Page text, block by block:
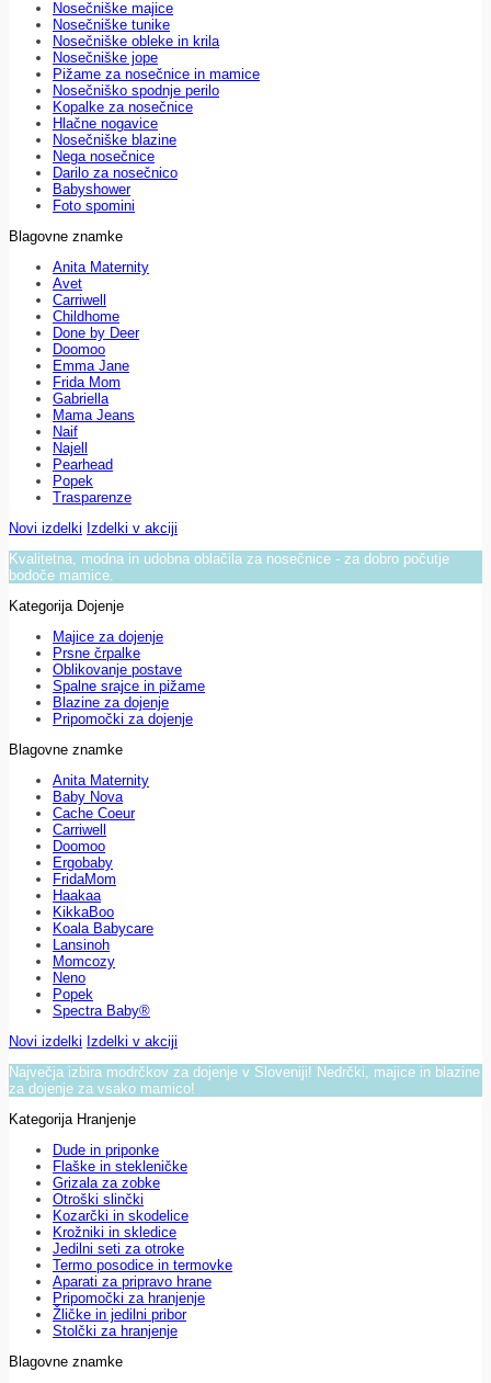
Nosečniške majice
Nosečniške tunike
Nosečniške obleke in krila
Nosečniške jope
Pižame za nosečnice in mamice
Nosečniško spodnje perilo
Kopalke za nosečnice
Hlačne nogavice
Nosečniške blazine
Nega nosečnice
Darilo za nosečnico
Babyshower
Foto spomini
Blagovne znamke
Anita Maternity
Avet
Carriwell
Childhome
Done by Deer
Doomoo
Emma Jane
Frida Mom
Gabriella
Mama Jeans
Naif
Najell
Pearhead
Popek
Trasparenze
Novi izdelki Izdelki v akciji
Kvalitetna, modna in udobna oblačila za nosečnice - za dobro počutje
bodoče mamice.
Kategorija Dojenje
Majice za dojenje
Prsne črpalke
Oblikovanje postave
Spalne srajce in pižame
Blazine za dojenje
Pripomočki za dojenje
Blagovne znamke
Anita Maternity
Baby Nova
Cache Coeur
Carriwell
Doomoo
Ergobaby
FridaMom
Haakaa
KikkaBoo
Koala Babycare
Lansinoh
Momcozy
Neno
Popek
Spectra Baby®
Novi izdelki Izdelki v akciji
Največja izbira modrčkov za dojenje v Sloveniji! Nedrčki, majice in blazine
za dojenje za vsako mamico!
Kategorija Hranjenje
Dude in priponke
Flaške in stekleničke
Grizala za zobke
Otroški slinčki
Kozarčki in skodelice
Krožniki in skledice
Jedilni seti za otroke
Termo posodice in termovke
Aparati za pripravo hrane
Pripomočki za hranjenje
Žličke in jedilni pribor
Stolčki za hranjenje
Blagovne znamke